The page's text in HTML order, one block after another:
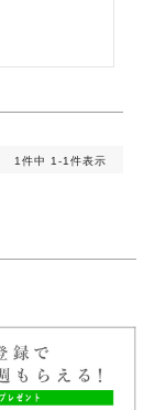
1件中 1-1件表示